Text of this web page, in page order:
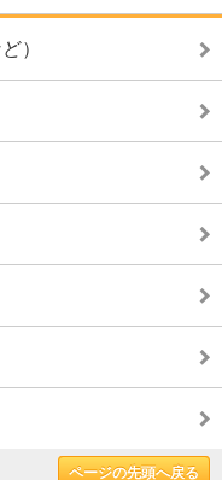
）
ページの先頭へ戻る